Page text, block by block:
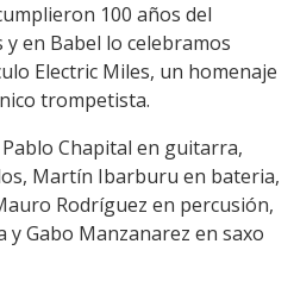
100 años del
en Babel lo celebramos
Electric Miles, un homenaje
trompetista.
Chapital en guitarra,
Martín Ibarburu en bateria,
Rodríguez en percusión,
y Gabo Manzanarez en saxo